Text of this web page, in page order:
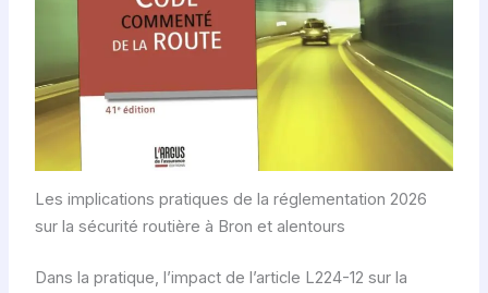
Les implications pratiques de la réglementation 2026
sur la sécurité routière à Bron et alentours
Dans la pratique, l’impact de l’article L224-12 sur la